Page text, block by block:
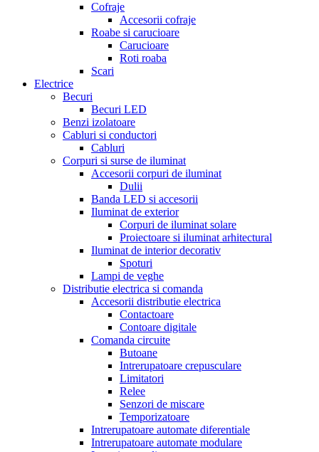
Cofraje
Accesorii cofraje
Roabe si carucioare
Carucioare
Roti roaba
Scari
Electrice
Becuri
Becuri LED
Benzi izolatoare
Cabluri si conductori
Cabluri
Corpuri si surse de iluminat
Accesorii corpuri de iluminat
Dulii
Banda LED si accesorii
Iluminat de exterior
Corpuri de iluminat solare
Proiectoare si iluminat arhitectural
Iluminat de interior decorativ
Spoturi
Lampi de veghe
Distributie electrica si comanda
Accesorii distributie electrica
Contactoare
Contoare digitale
Comanda circuite
Butoane
Intrerupatoare crepusculare
Limitatori
Relee
Senzori de miscare
Temporizatoare
Intrerupatoare automate diferentiale
Intrerupatoare automate modulare